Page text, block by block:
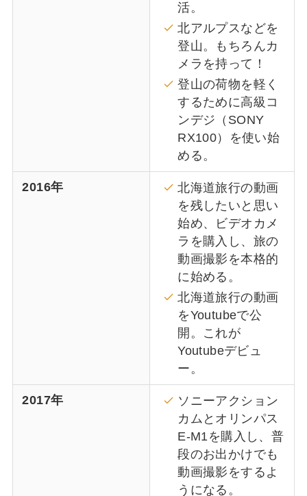
活。
北アルプスなどを
登山。もちろんカ
メラを持って！
登山の荷物を軽く
するために高級コ
ンデジ（SONY
RX100）を使い始
める。
2016年
北海道旅行の動画
を残したいと思い
始め、ビデオカメ
ラを購入し、旅の
動画撮影を本格的
に始める。
北海道旅行の動画
をYoutubeで公
開。これが
Youtubeデビュ
ー。
2017年
ソニーアクション
カムとオリンパス
E-M1を購入し、普
段のお出かけでも
動画撮影をするよ
うになる。